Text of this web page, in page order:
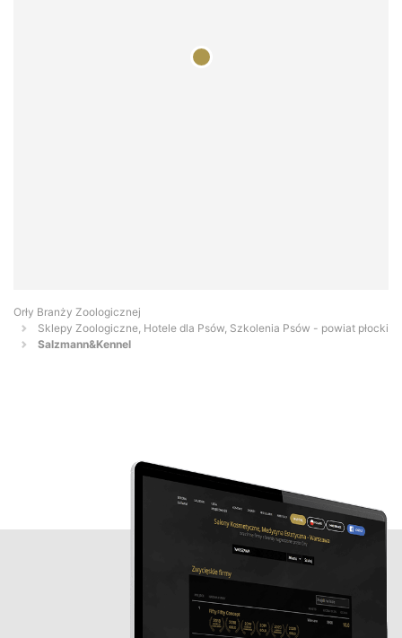
Orły Branży Zoologicznej
Sklepy Zoologiczne, Hotele dla Psów, Szkolenia Psów - powiat płocki
Salzmann&Kennel